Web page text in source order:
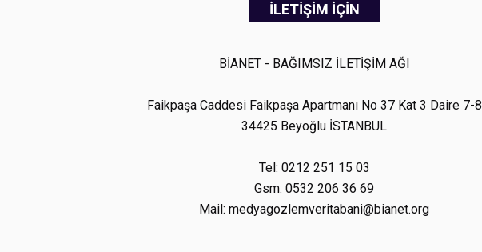
İLETİŞİM İÇİN
BİANET - BAĞIMSIZ İLETİŞİM AĞI
Faikpaşa Caddesi Faikpaşa Apartmanı No 37 Kat 3 Daire 7-8
34425 Beyoğlu İSTANBUL
Tel: 0212 251 15 03
Gsm: 0532 206 36 69
Mail: medyagozlemveritabani@bianet.org